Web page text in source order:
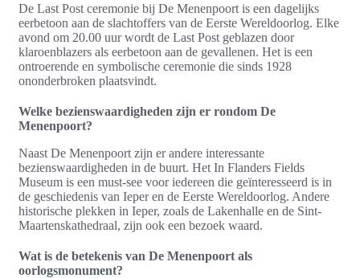
De Last Post ceremonie bij De Menenpoort is een dagelijks
eerbetoon aan de slachtoffers van de Eerste Wereldoorlog. Elke
avond om 20.00 uur wordt de Last Post geblazen door
klaroenblazers als eerbetoon aan de gevallenen. Het is een
ontroerende en symbolische ceremonie die sinds 1928
ononderbroken plaatsvindt.
Welke bezienswaardigheden zijn er rondom De
Menenpoort?
Naast De Menenpoort zijn er andere interessante
bezienswaardigheden in de buurt. Het In Flanders Fields
Museum is een must-see voor iedereen die geïnteresseerd is in
de geschiedenis van Ieper en de Eerste Wereldoorlog. Andere
historische plekken in Ieper, zoals de Lakenhalle en de Sint-
Maartenskathedraal, zijn ook een bezoek waard.
Wat is de betekenis van De Menenpoort als
oorlogsmonument?